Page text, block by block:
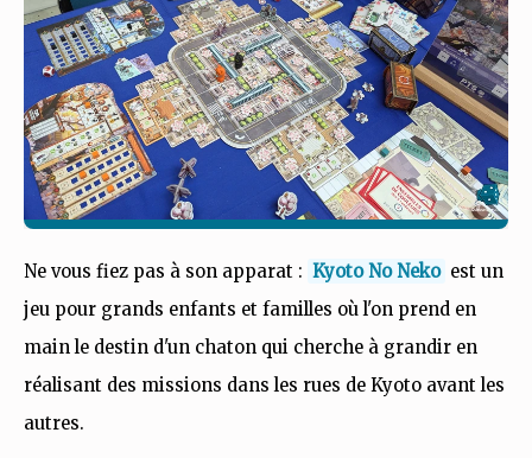
Ne vous fiez pas à son apparat : Kyoto No Neko est un
jeu pour grands enfants et familles où l'on prend en
main le destin d'un chaton qui cherche à grandir en
réalisant des missions dans les rues de Kyoto avant les
autres.